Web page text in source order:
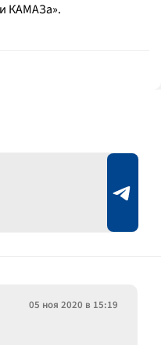
КАМАЗа».
05 ноя 2020 в 15:19